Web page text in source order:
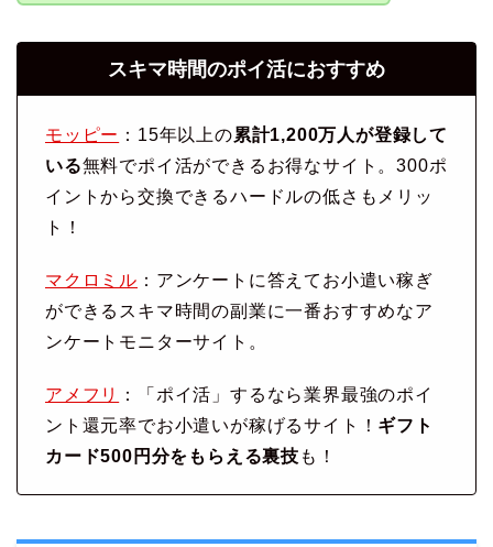
スキマ時間のポイ活におすすめ
モッピー ：15年以上の累計1,200万人が登録して
いる無料でポイ活ができるお得なサイト。300ポ
イントから交換できるハードルの低さもメリッ
ト！
マクロミル ：アンケートに答えてお小遣い稼ぎ
ができるスキマ時間の副業に一番おすすめなア
ンケートモニターサイト。
アメフリ
：「ポイ活」するなら業界最強のポイ
ント還元率でお小遣いが稼げるサイト！ ギフト
カード500円分をもらえる裏技 も！